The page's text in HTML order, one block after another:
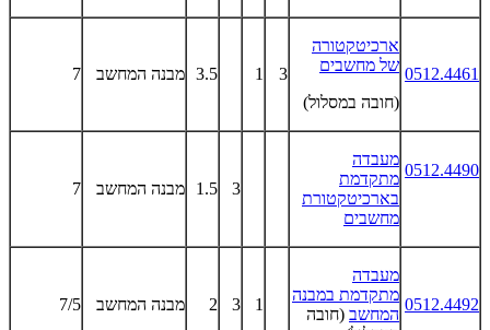
0512.4461
ארכיטקטורה
של מחשבים
(חובה במסלול)
3
1
3.5 מבנה המחשב 7
0512.4490
מעבדה
מתקדמת
בארכיטקטורת
מחשבים
3
1.5 מבנה המחשב 7
0512.4492
מעבדה
מתקדמת במבנה
המחשב (חובה
1
3
2 מבנה המחשב 7/5